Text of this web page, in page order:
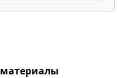
материалы